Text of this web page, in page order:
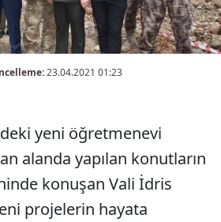
23.04.2021 01:23
yeni öğretmenevi
alanda yapılan konutların
konuşan Vali İdris
projelerin hayata